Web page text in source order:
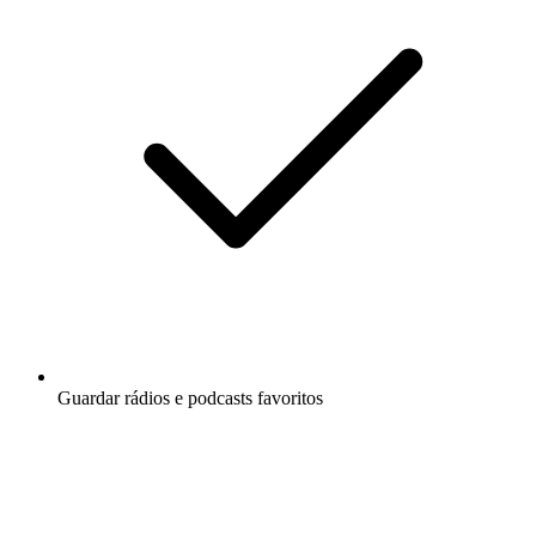
Guardar rádios e podcasts favoritos